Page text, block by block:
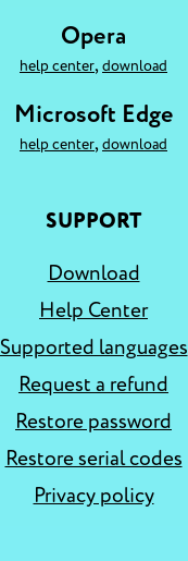
Opera
help center, download
Microsoft Edge
help center, download
SUPPORT
Download
Help Center
Supported languages
Request a refund
Restore password
Restore serial codes
Privacy policy